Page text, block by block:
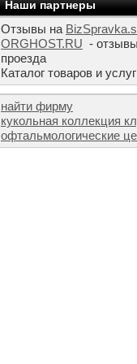
Наши партнеры
Отзывы на
ORGHOST.RU -
проезда
Каталог товаров и услуг
найти фирму
кукольная коллекция
офтальмологические